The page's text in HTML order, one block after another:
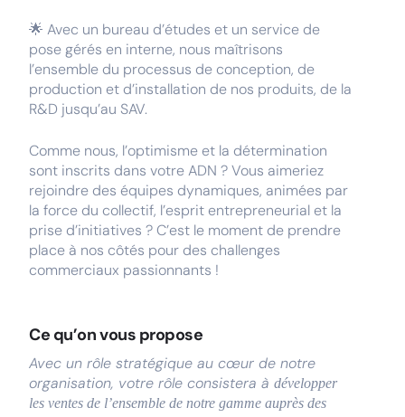
🌟 Avec un bureau d’études et un service de
pose gérés en interne, nous maîtrisons
l’ensemble du processus de conception, de
production et d’installation de nos produits, de la
R&D jusqu’au SAV.
Comme nous, l’optimisme et la détermination
sont inscrits dans votre ADN ? Vous aimeriez
rejoindre des équipes dynamiques, animées par
la force du collectif, l’esprit entrepreneurial et la
prise d’initiatives ? C’est le moment de prendre
place à nos côtés pour des challenges
commerciaux passionnants !
Ce qu’on vous propose
Avec un rôle stratégique au cœur de notre
organisation, votre rôle consistera à développer
les ventes de l’ensemble de notre gamme auprès des